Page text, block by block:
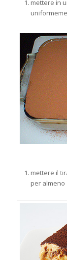
mettere in
mettere il
per almeno